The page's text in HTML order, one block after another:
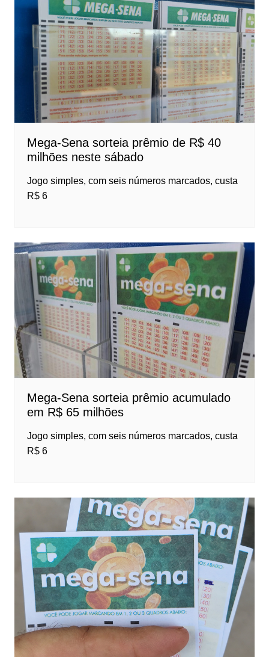
Mega-Sena sorteia prêmio de R$ 40
milhões neste sábado
Jogo simples, com seis números marcados, custa
R$ 6
Mega-Sena sorteia prêmio acumulado
em R$ 65 milhões
Jogo simples, com seis números marcados, custa
R$ 6